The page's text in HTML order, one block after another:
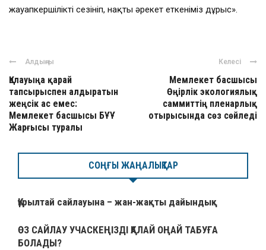
жауапкершілікті сезініп, нақты әрекет еткеніміз дұрыс».
Алдыңғы
Қалауыңа қарай
тапсырыспен алдыратын
жеңсік ас емес:
Мемлекет басшысы БҰҰ
Жарғысы туралы
Келесі
Мемлекет басшысы
Өңірлік экологиялық
саммиттің пленарлық
отырысында сөз сөйледі
СОҢҒЫ ЖАҢАЛЫҚТАР
Құрылтай сайлауына – жан-жақты дайындық
ӨЗ САЙЛАУ УЧАСКЕҢІЗДІ ҚАЛАЙ ОҢАЙ ТАБУҒА
БОЛАДЫ?